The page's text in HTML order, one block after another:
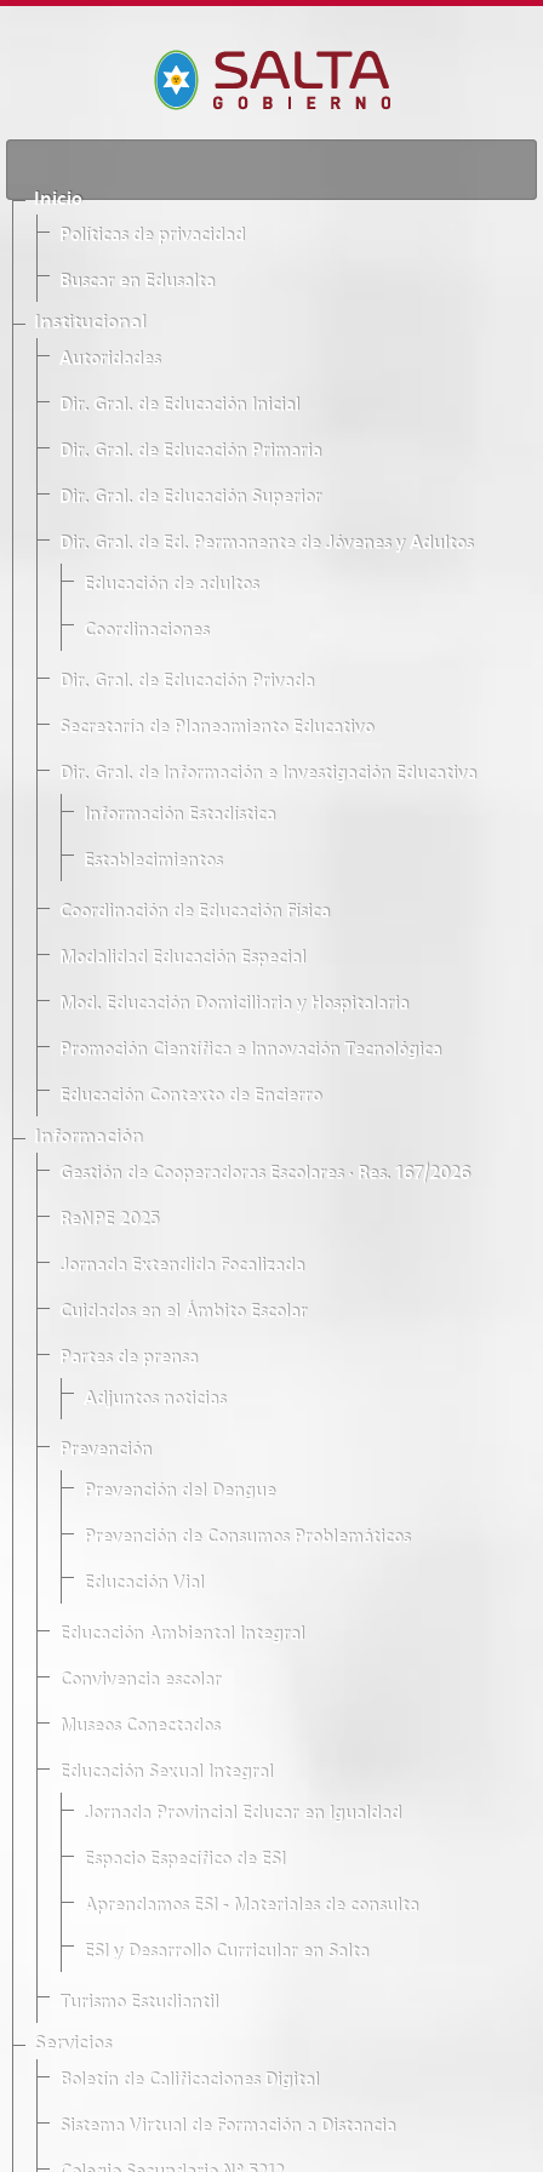
Inicio
Políticas de privacidad
Buscar en Edusalta
Institucional
Autoridades
Dir. Gral. de Educación Inicial
Dir. Gral. de Educación Primaria
Dir. Gral. de Educación Superior
Dir. Gral. de Ed. Permanente de Jóvenes y Adultos
Educación de adultos
Coordinaciones
Dir. Gral. de Educación Privada
Secretaría de Planeamiento Educativo
Dir. Gral. de Información e Investigación Educativa
Información Estadística
Establecimientos
Coordinación de Educación Física
Modalidad Educación Especial
Mod. Educación Domiciliaria y Hospitalaria
Promoción Científica e Innovación Tecnológica
Educación Contexto de Encierro
Información
Gestión de Cooperadoras Escolares · Res. 167/2026
ReNPE 2025
Jornada Extendida Focalizada
Cuidados en el Ámbito Escolar
Partes de prensa
Adjuntos noticias
Prevención
Prevención del Dengue
Prevención de Consumos Problemáticos
Educación Vial
Educación Ambiental Integral
Convivencia escolar
Museos Conectados
Educación Sexual Integral
Jornada Provincial Educar en Igualdad
Espacio Específico de ESI
Aprendamos ESI - Materiales de consulta
ESI y Desarrollo Curricular en Salta
Turismo Estudiantil
Servicios
Boletín de Calificaciones Digital
Sistema Virtual de Formación a Distancia